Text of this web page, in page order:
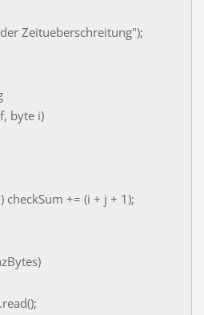
Zeitueberschreitung");
byte i)
+= (i + j + 1);